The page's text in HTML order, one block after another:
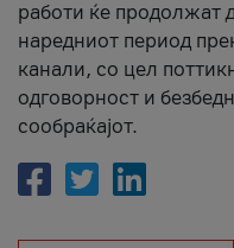
работи ќе продолжат
наредниот период
канали, со цел
одговорност и
сообраќајот.